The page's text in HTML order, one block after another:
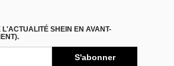
SHEIN EN AVANT-
S'abonner